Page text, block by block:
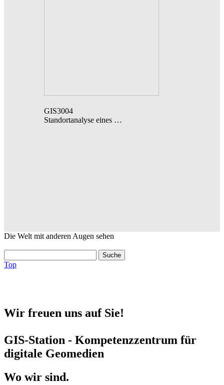
GIS3004
Standortanalyse eines …
Die Welt mit anderen Augen sehen
Top
Wir freuen uns auf Sie!
GIS-Station - Kompetenzzentrum für
digitale Geomedien
Wo wir sind.